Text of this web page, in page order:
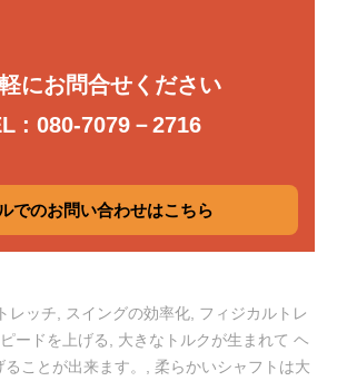
にお問合せください
: 080-7079－2716
でのお問い合わせはこちら
レッチ スイングの効率化 フィジカルトレ
ードを上げる
大きなトルクが生まれて ヘ
ことが出来ます。
柔らかいシャフトは大